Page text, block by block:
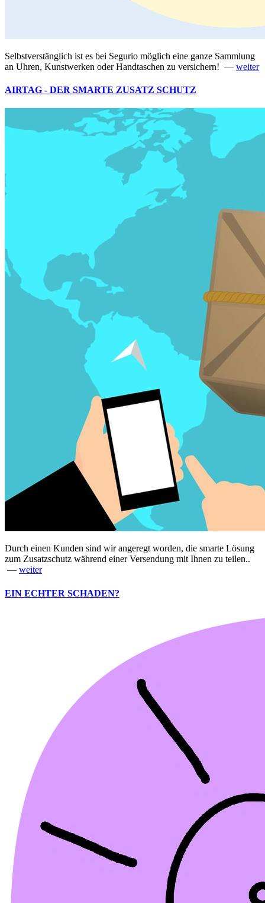
Selbstverstänglich ist es bei Segurio möglich eine ganze Sammlung
an Uhren, Kunstwerken oder Handtaschen zu versichern! — weiter
AIRTAG - DER SMARTE ZUSATZ SCHUTZ
Durch einen Kunden sind wir angeregt worden, die smarte Lösung
zum Zusatzschutz während einer Versendung mit Ihnen zu teilen..
— weiter
EIN ECHTER SCHADEN?